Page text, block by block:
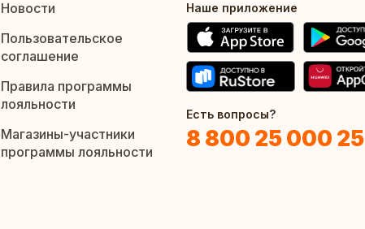
Новости
Пользовательское
соглашение
Правила программы
лояльности
Магазины-участники
программы лояльности
Наше приложение
Есть вопросы?
8 800 25 000 25